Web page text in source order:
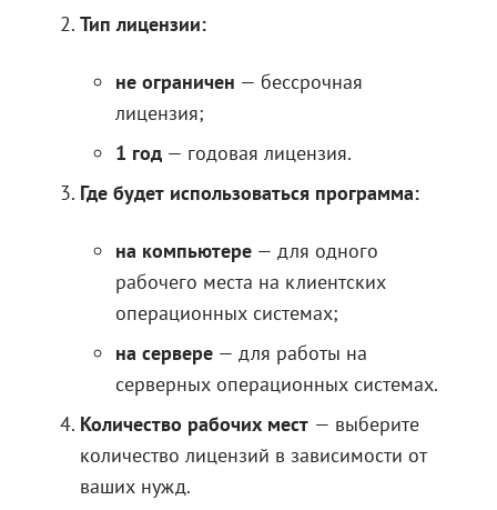
Тип лицензии:
не ограничен — бессрочная
лицензия;
1 год — годовая лицензия.
Где будет использоваться программа:
на компьютере — для одного
рабочего места на клиентских
операционных системах;
на сервере — для работы на
серверных операционных системах.
Количество рабочих мест — выберите
количество лицензий в зависимости от
ваших нужд.